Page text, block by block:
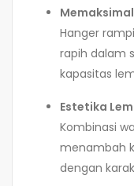
Hanger
rapih dalam
kapasitas
Estetika
Kombinasi
menambah
dengan